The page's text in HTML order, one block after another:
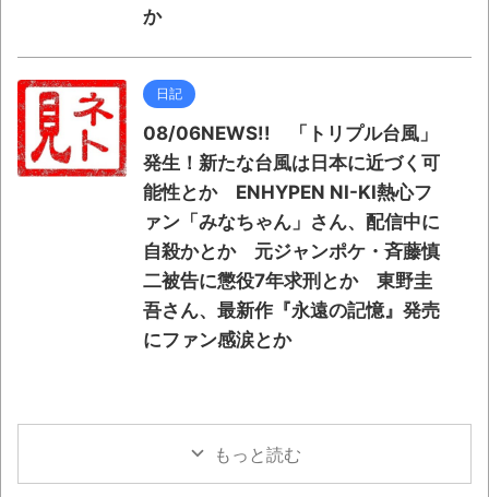
か
日記
08/06NEWS!! 「トリプル台風」
発生！新たな台風は日本に近づく可
能性とか ENHYPEN NI-KI熱心フ
ァン「みなちゃん」さん、配信中に
自殺かとか 元ジャンポケ・斉藤慎
二被告に懲役7年求刑とか 東野圭
吾さん、最新作『永遠の記憶』発売
にファン感涙とか
もっと読む